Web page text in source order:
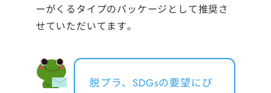
ーがくるタイプのパッケージとして推奨さ
せていただいてます。
脱プラ、SDGsの要望にぴ